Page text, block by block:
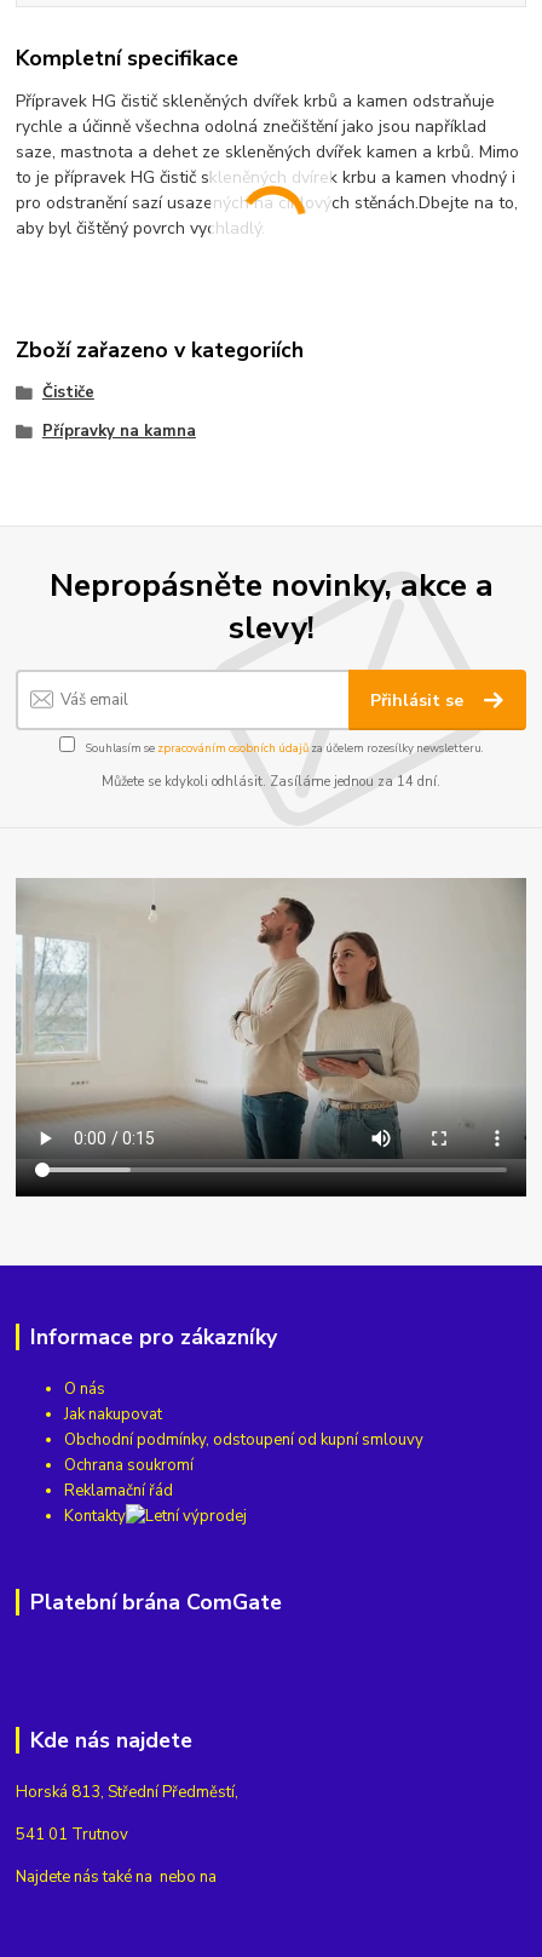
Kompletní specifikace
Přípravek HG čistič skleněných dvířek krbů a kamen odstraňuje
rychle a účinně všechna odolná znečištění jako jsou například
saze, mastnota a dehet ze skleněných dvířek kamen a krbů. Mimo
to je přípravek HG čistič skleněných dvírek krbu a kamen vhodný i
pro odstranění sazí usazených na cihlových stěnách.Dbejte na to,
aby byl čištěný povrch vychladlý.
Zboží zařazeno v kategoriích
Čističe
Přípravky na kamna
Nepropásněte novinky, akce a
slevy!
Přihlásit se
Souhlasím se zpracováním osobních údajůza účelem rozesílky newsletteru.
Můžete se kdykoli odhlásit. Zasíláme jednou za 14 dní.
Informace pro zákazníky
O nás
Jak nakupovat
Obchodní podmínky, odstoupení od kupní smlouvy
Ochrana soukromí
Reklamační řád
Kontakty
Platební brána ComGate
Kde nás najdete
Horská 813, Střední Předměstí,
541 01 Trutnov
Najdete nás také na nebo na